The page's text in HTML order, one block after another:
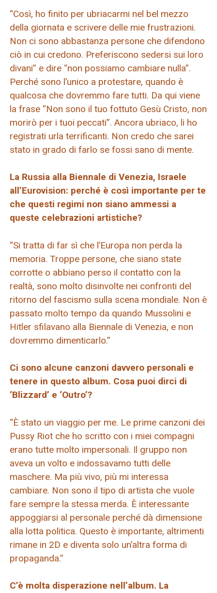
“Così, ho finito per ubriacarmi nel bel mezzo
della giornata e scrivere delle mie frustrazioni.
Non ci sono abbastanza persone che difendono
ciò in cui credono. Preferiscono sedersi sui loro
divani” e dire “non possiamo cambiare nulla”.
Perché sono l’unico a protestare, quando è
qualcosa che dovremmo fare tutti. Da qui viene
la frase “Non sono il tuo fottuto Gesù Cristo, non
morirò per i tuoi peccati”. Ancora ubriaco, li ho
registrati urla terrificanti. Non credo che sarei
stato in grado di farlo se fossi sano di mente.
La Russia alla Biennale di Venezia, Israele
all’Eurovision: perché è così importante per te
che questi regimi non siano ammessi a
queste celebrazioni artistiche?
“Si tratta di far sì che l’Europa non perda la
memoria. Troppe persone, che siano state
corrotte o abbiano perso il contatto con la
realtà, sono molto disinvolte nei confronti del
ritorno del fascismo sulla scena mondiale. Non è
passato molto tempo da quando Mussolini e
Hitler sfilavano alla Biennale di Venezia, e non
dovremmo dimenticarlo.”
Ci sono alcune canzoni davvero personali e
tenere in questo album. Cosa puoi dirci di
‘Blizzard’ e ‘Outro’?
“È stato un viaggio per me. Le prime canzoni dei
Pussy Riot che ho scritto con i miei compagni
erano tutte molto impersonali. Il gruppo non
aveva un volto e indossavamo tutti delle
maschere. Ma più vivo, più mi interessa
cambiare. Non sono il tipo di artista che vuole
fare sempre la stessa merda. È interessante
appoggiarsi al personale perché dà dimensione
alla lotta politica. Questo è importante, altrimenti
rimane in 2D e diventa solo un’altra forma di
propaganda.”
C’è molta disperazione nell’album. La